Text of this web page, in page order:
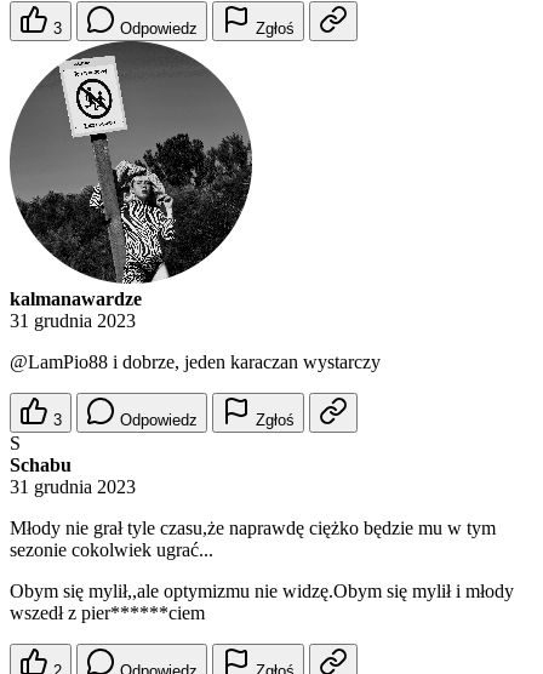
3 Odpowiedz Zgłoś
kalmanawardze
31 grudnia 2023
@LamPio88 i dobrze, jeden karaczan wystarczy
3 Odpowiedz Zgłoś
S
Schabu
31 grudnia 2023
Młody nie grał tyle czasu,że naprawdę ciężko będzie mu w tym
sezonie cokolwiek ugrać...
Obym się mylił,,ale optymizmu nie widzę.Obym się mylił i młody
wszedł z pier******ciem